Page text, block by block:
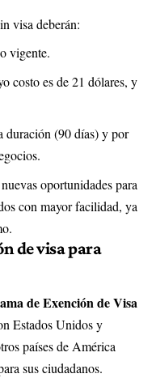
visa deberán:
vigente.
costo es de 21 dólares, y
duración (90 días) y por
oportunidades para
con mayor facilidad, ya
de visa para
de Exención de Visa
Estados Unidos y
países de América
sus ciudadanos.